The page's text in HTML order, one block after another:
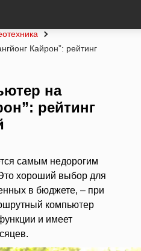
Кайрон”: рейтинг
на
рейтинг
самым недорогим
хороший выбор для
в бюджете, – при
компьютер
и имеет